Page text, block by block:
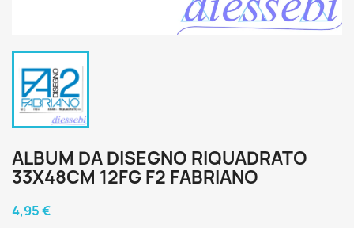
ALBUM DA DISEGNO RIQUADRATO
33X48CM 12FG F2 FABRIANO
4,95 €